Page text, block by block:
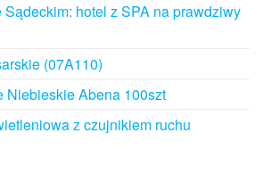
hotel z SPA na prawdziwy
(07A110)
Niebieskie Abena 100szt
z czujnikiem ruchu